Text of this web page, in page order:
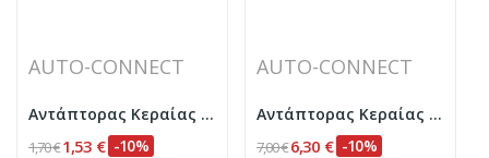
AUTO-CONNECT
Αντάπτορας Κεραίας ISO-DIN Auto-Connect 720ID01ANT
1,70 €1,53 € -10%
AUTO-CONNECT
Αντάπτορας Κεραίας ISO-DIN, phantom power...
7,00 €6,30 € -10%